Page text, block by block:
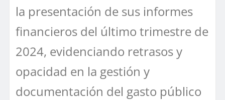
la presentación de sus informes
financieros del último trimestre de
2024, evidenciando retrasos y
opacidad en la gestión y
documentación del gasto público